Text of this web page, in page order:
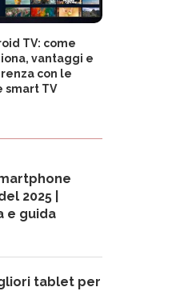
TV: come
vantaggi e
con le
smart TV
2025 |
e guida
tablet per